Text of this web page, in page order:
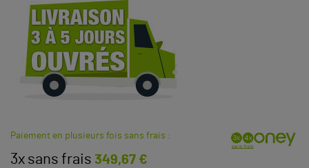
Paiement en plusieurs fois sans frais :
3x sans frais 349,67 €